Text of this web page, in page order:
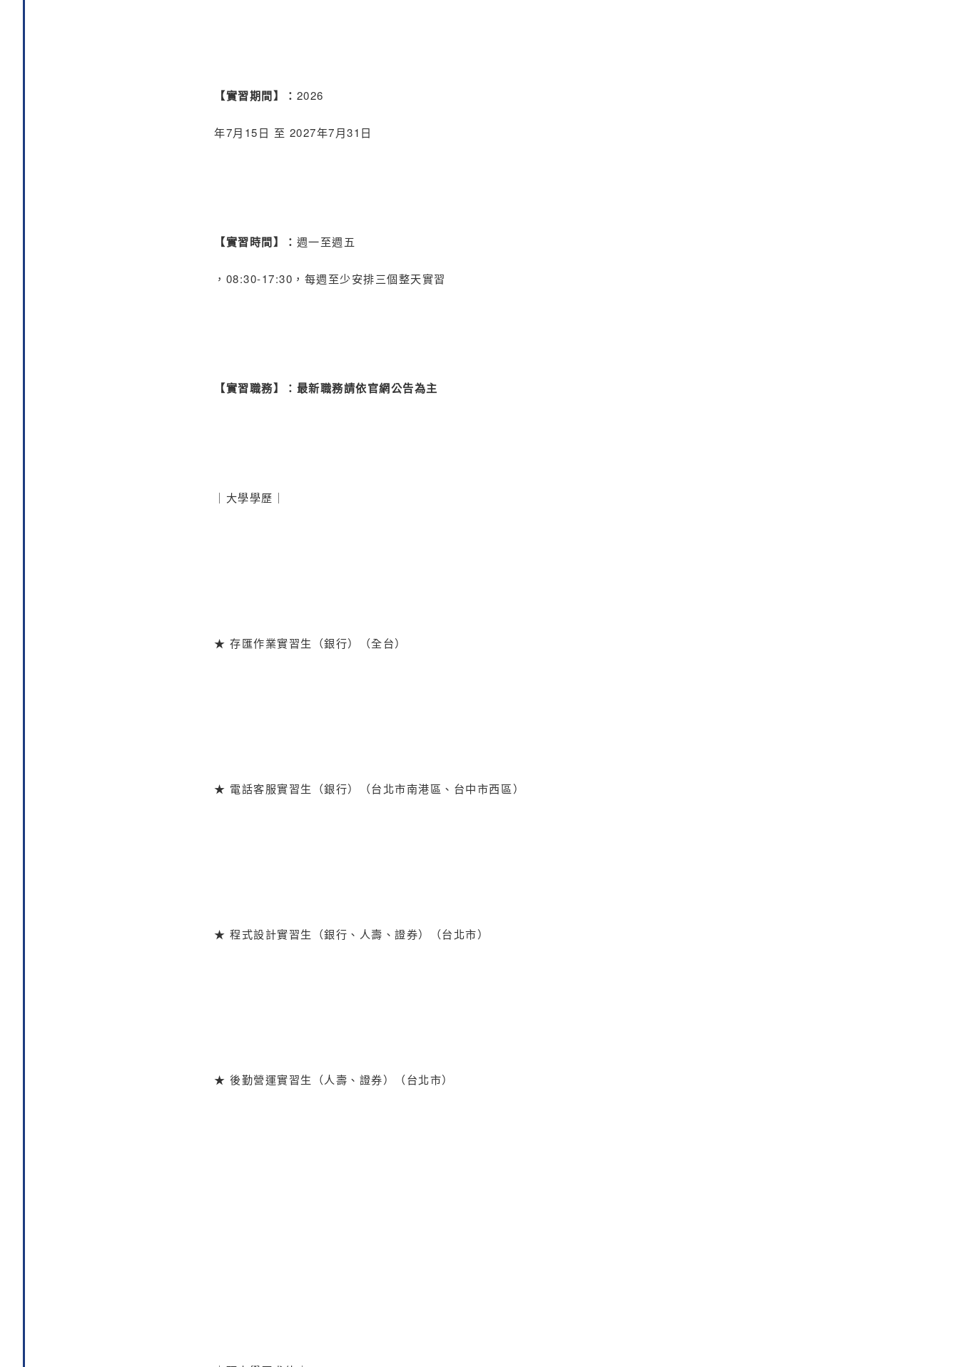
【實習期間】： 2026
年7月15日 至 2027年7月31日
【實習時間】： 週一至週五
，08:30-17:30，每週至少安排三個整天實習
【實習職務】：最新職務請依官網公告為主
｜大學學歷｜
★ 存匯作業實習生（銀行）（全台）
★ 電話客服實習生（銀行）（台北市南港區、台中市西區）
★ 程式設計實習生（銀行、人壽、證券）（台北市）
★ 後勤營運實習生（人壽、證券）（台北市）